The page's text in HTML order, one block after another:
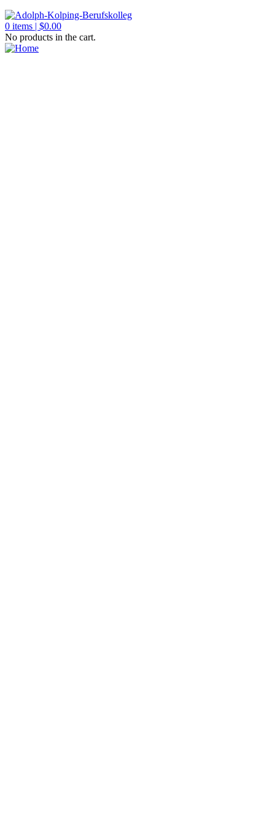
0 items | $0.00
No products in the cart.